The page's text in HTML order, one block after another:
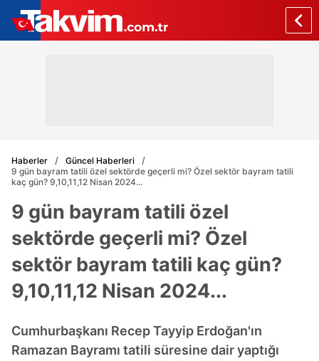
Haberler
Güncel Haberleri
9 gün bayram tatili özel sektörde geçerli mi? Özel sektör bayram tatili
kaç gün? 9,10,11,12 Nisan 2024...
9 gün bayram tatili özel
sektörde geçerli mi? Özel
sektör bayram tatili kaç gün?
9,10,11,12 Nisan 2024...
Cumhurbaşkanı Recep Tayyip Erdoğan'ın
Ramazan Bayramı tatili süresine dair yaptığı